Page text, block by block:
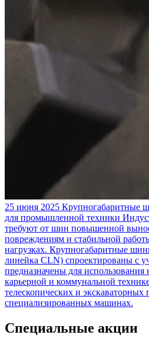
25 июня 2025
для промышленной техники
требуют от шин повышенной
повреждениям и стабильной
нагрузках. Крупногабаритные
линейка CLN) спроектированы с
предназначены для использования
карьерной и коммунальной
телескопических и экскаваторных
специализированных машинах.
Специальные акции